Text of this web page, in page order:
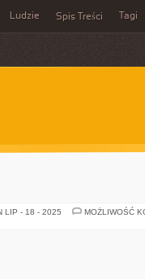
Ludzie Spis Treści Tagi
LIP - 18 - 2025
MOŻLIWOŚĆ